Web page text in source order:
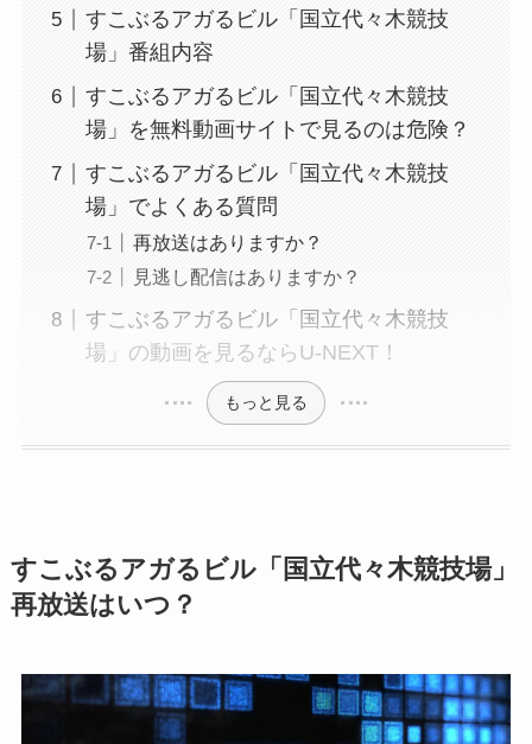
すこぶるアガるビル「国立代々木競技
場」番組内容
すこぶるアガるビル「国立代々木競技
場」を無料動画サイトで見るのは危険？
すこぶるアガるビル「国立代々木競技
場」でよくある質問
再放送はありますか？
見逃し配信はありますか？
すこぶるアガるビル「国立代々木競技
場」の動画を見るならU-NEXT！
もっと見る
すこぶるアガるビル「国立代々木競技場」
再放送はいつ？